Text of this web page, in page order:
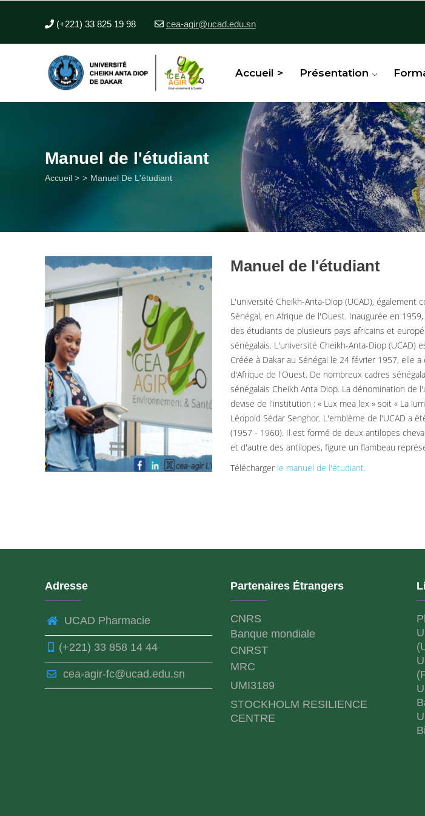
(+221) 33 825 19 98 cea-agir@ucad.edu.sn
Accueil > Présentation
Manuel de l'étudiant
Fil
Accueil > Manuel De L'étudiant
Manuel de l'étudiant
L'université Cheikh-Anta-Diop (UCAD), également
Sénégal, en Afrique de l'Ouest. Inaugurée en
des étudiants de plusieurs pays africains et
sénégalais. L'université Cheikh-Anta-Diop
Créée à Dakar au Sénégal le 24 février 1957, elle
d'Afrique de l'Ouest. De nombreux cadres
sénégalais Cheikh Anta Diop. La dénomination
devise de l'institution : « Lux mea lex » soit « La
Léopold Sédar Senghor. L'emblème de l'UCAD a
(1957 - 1960). Il est formé de deux antilopes
et d'autre des antilopes, figure un flambeau
Télécharger le manuel de l'étudiant.
Adresse
UCAD Pharmacie
(+221) 33 858 14 44
cea-agir-fc@ucad.edu.sn
Partenaires Étrangers
CNRS
Banque mondiale
CNRST
MRC
UMI3189
STOCKHOLM RESILIENCE
CENTRE